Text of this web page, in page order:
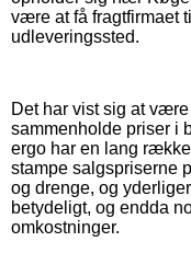
være at få fragtfirmaet
udleveringssted.
Det har vist sig at
sammenholde priser i
ergo har en lang
stampe salgspriserne
og drenge, og
betydeligt, og endda
omkostninger.